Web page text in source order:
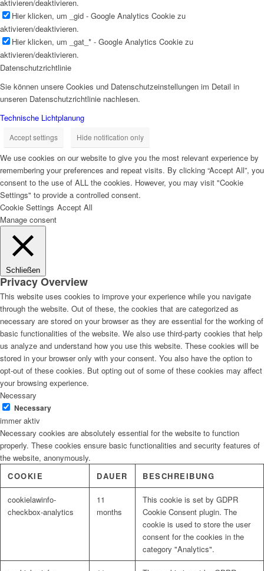
aktivieren/deaktivieren.
Hier klicken, um _gid - Google Analytics Cookie zu
aktivieren/deaktivieren.
Hier klicken, um _gat_* - Google Analytics Cookie zu
aktivieren/deaktivieren.
Datenschutzrichtlinie
Sie können unsere Cookies und Datenschutzeinstellungen im Detail in
unseren Datenschutzrichtlinie nachlesen.
Technische Lichtplanung
Accept settings Hide notification only
We use cookies on our website to give you the most relevant experience by
remembering your preferences and repeat visits. By clicking “Accept All”, you
consent to the use of ALL the cookies. However, you may visit "Cookie
Settings" to provide a controlled consent.
Cookie Settings Accept All
Manage consent
Schließen
Privacy Overview
This website uses cookies to improve your experience while you navigate
through the website. Out of these, the cookies that are categorized as
necessary are stored on your browser as they are essential for the working of
basic functionalities of the website. We also use third-party cookies that help
us analyze and understand how you use this website. These cookies will be
stored in your browser only with your consent. You also have the option to
opt-out of these cookies. But opting out of some of these cookies may affect
your browsing experience.
Necessary
Necessary
immer aktiv
Necessary cookies are absolutely essential for the website to function
properly. These cookies ensure basic functionalities and security features of
the website, anonymously.
COOKIE
DAUER BESCHREIBUNG
cookielawinfo-
checkbox-analytics
11
months
This cookie is set by GDPR
Cookie Consent plugin. The
cookie is used to store the user
consent for the cookies in the
category "Analytics".